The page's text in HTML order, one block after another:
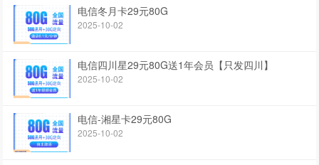
电信冬月卡29元80G
2025-10-02
电信四川星29元80G送1年会员【只发四川】
2025-10-02
电信-湘星卡29元80G
2025-10-02